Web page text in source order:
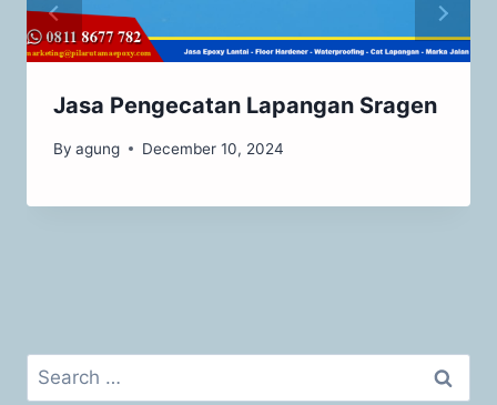
Jasa Pengecatan Lapangan Sragen
By agung December 10, 2024